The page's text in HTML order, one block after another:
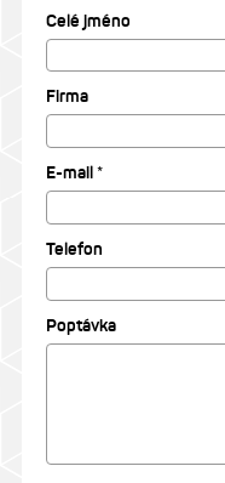
Celé jméno
Firma
E-mail *
Telefon
Poptávka